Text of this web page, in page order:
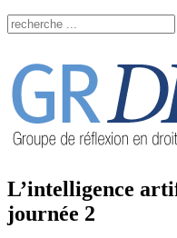
L’intelligence
journée 2